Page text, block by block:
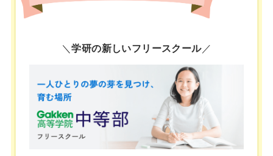
＼学研の新しいフリースクール／